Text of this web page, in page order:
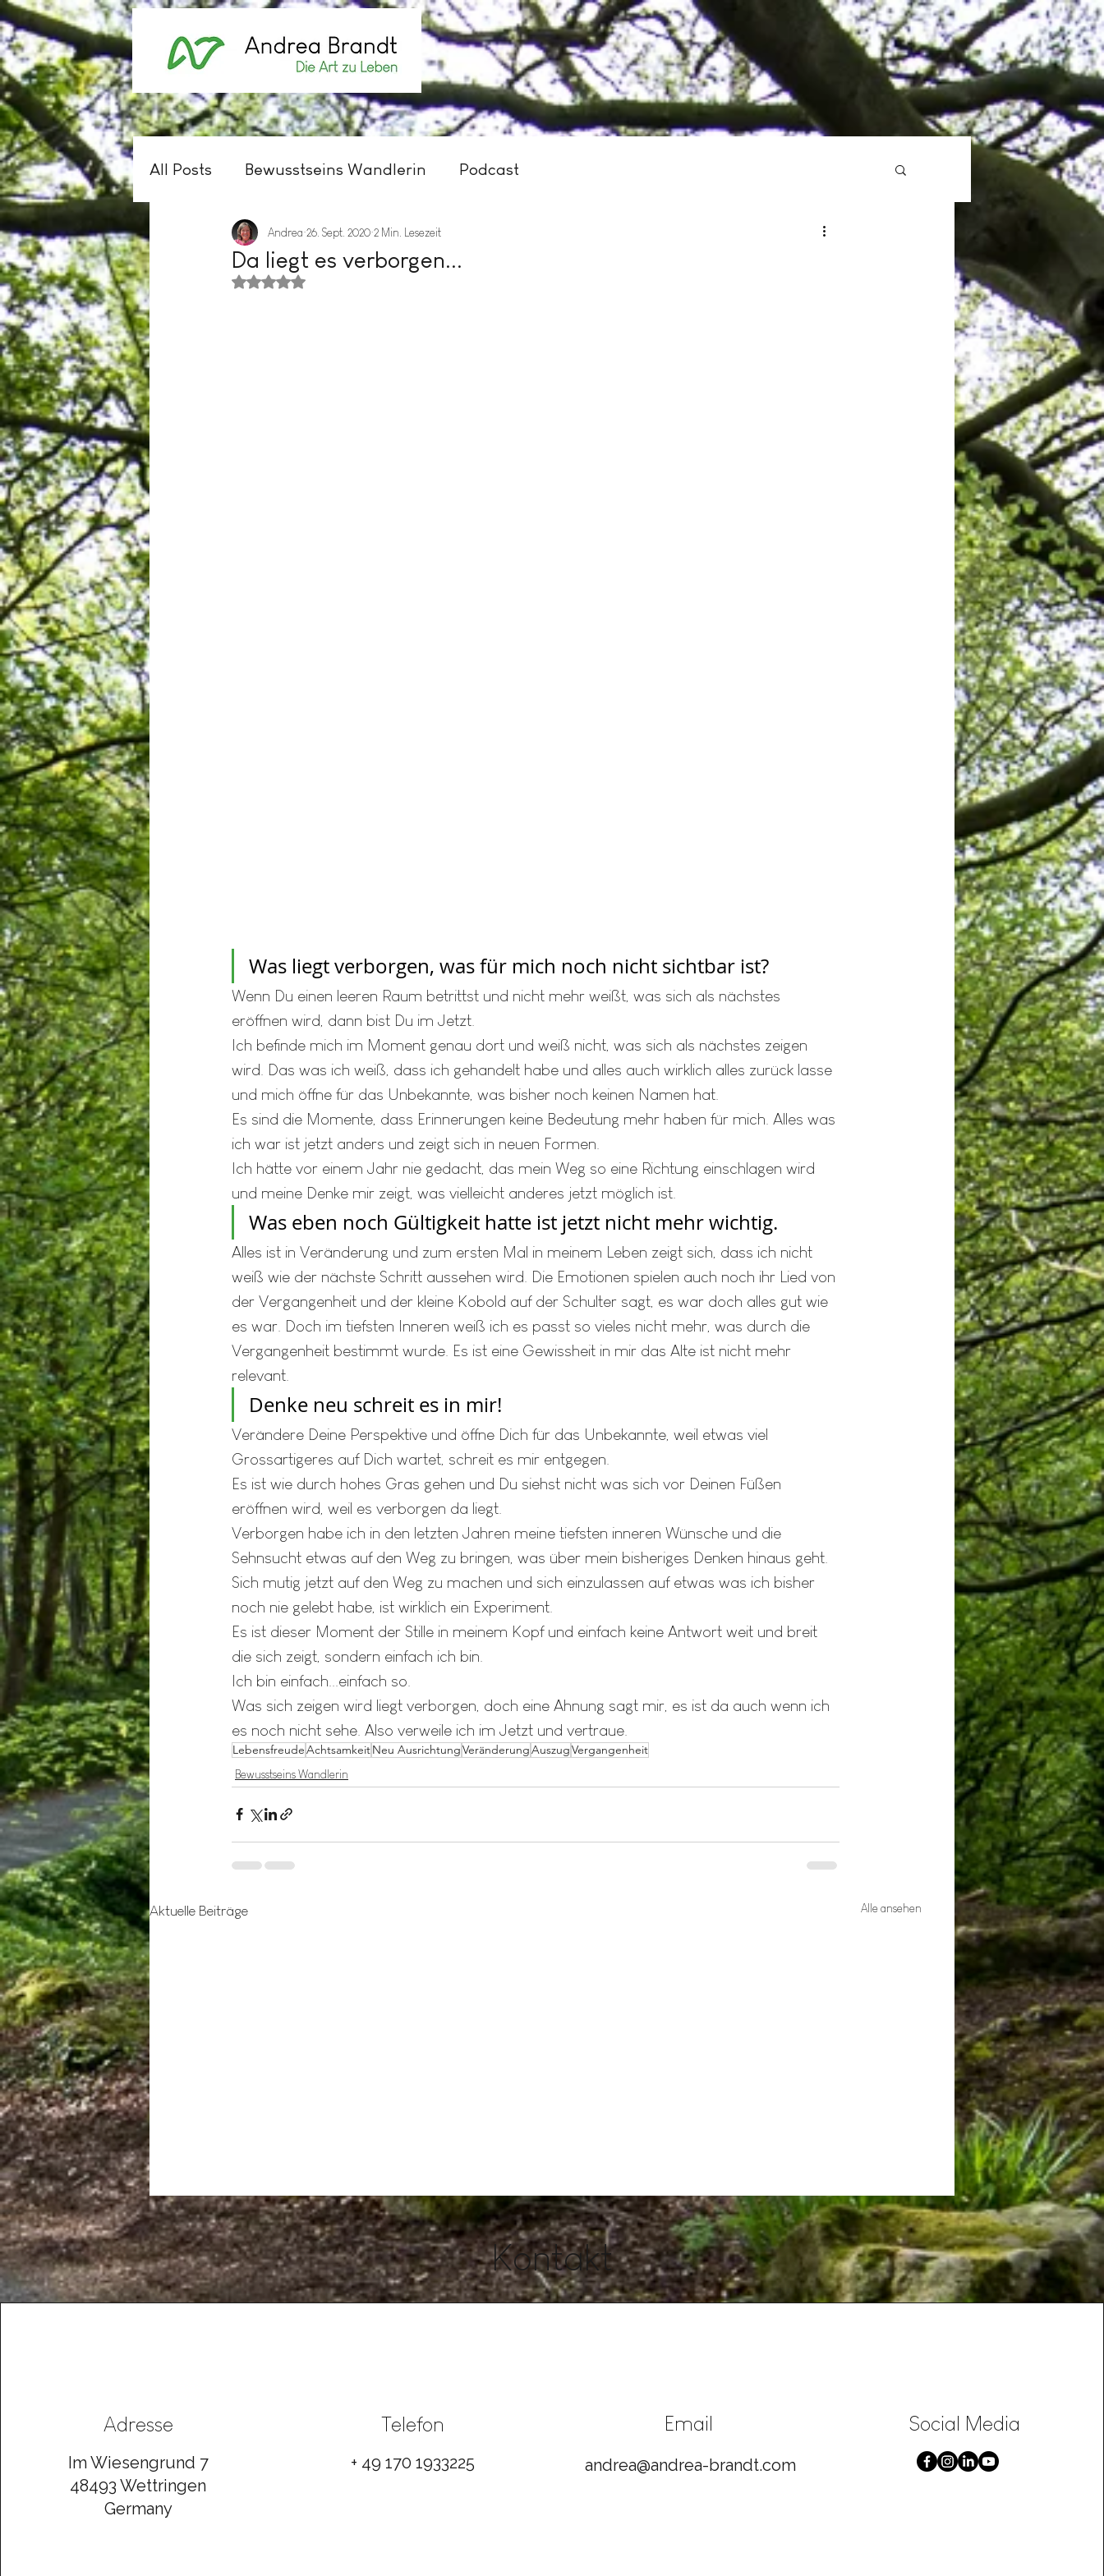
Willkommen Kurse Angebote für dich Für Dich gratis Podcast Blog LifeArt-Kunst Mehr
All Posts Bewusstseins Wandlerin Podcast
Da liegt es verborgen...
Andrea 26. Sept. 2020 2 Min. Lesezeit
Mit NaN von 5 Sternen bewertet.
Was liegt verborgen, was für mich noch nicht sichtbar ist?
Wenn Du einen leeren Raum betrittst und nicht mehr weißt, was sich als nächstes
eröffnen wird, dann bist Du im Jetzt.
Ich befinde mich im Moment genau dort und weiß nicht, was sich als nächstes zeigen
wird. Das was ich weiß, dass ich gehandelt habe und alles auch wirklich alles zurück lasse
und mich öffne für das Unbekannte, was bisher noch keinen Namen hat.
Es sind die Momente, dass Erinnerungen keine Bedeutung mehr haben für mich. Alles was
ich war ist jetzt anders und zeigt sich in neuen Formen.
Ich hätte vor einem Jahr nie gedacht, das mein Weg so eine Richtung einschlagen wird
und meine Denke mir zeigt, was vielleicht anderes jetzt möglich ist.
Was eben noch Gültigkeit hatte ist jetzt nicht mehr wichtig.
Alles ist in Veränderung und zum ersten Mal in meinem Leben zeigt sich, dass ich nicht
weiß wie der nächste Schritt aussehen wird. Die Emotionen spielen auch noch ihr Lied von
der Vergangenheit und der kleine Kobold auf der Schulter sagt, es war doch alles gut wie
es war. Doch im tiefsten Inneren weiß ich es passt so vieles nicht mehr, was durch die
Vergangenheit bestimmt wurde. Es ist eine Gewissheit in mir das Alte ist nicht mehr
relevant.
Denke neu schreit es in mir!
Verändere Deine Perspektive und öffne Dich für das Unbekannte, weil etwas viel
Grossartigeres auf Dich wartet, schreit es mir entgegen.
Es ist wie durch hohes Gras gehen und Du siehst nicht was sich vor Deinen Füßen
eröffnen wird, weil es verborgen da liegt.
Verborgen habe ich in den letzten Jahren meine tiefsten inneren Wünsche und die
Sehnsucht etwas auf den Weg zu bringen, was über mein bisheriges Denken hinaus geht.
Sich mutig jetzt auf den Weg zu machen und sich einzulassen auf etwas was ich bisher
noch nie gelebt habe, ist wirklich ein Experiment.
Es ist dieser Moment der Stille in meinem Kopf und einfach keine Antwort weit und breit
die sich zeigt, sondern einfach ich bin.
Ich bin einfach...einfach so.
Was sich zeigen wird liegt verborgen, doch eine Ahnung sagt mir, es ist da auch wenn ich
es noch nicht sehe. Also verweile ich im Jetzt und vertraue.
LebensfreudeAchtsamkeitNeu AusrichtungVeränderungAuszugVergangenheit
Bewusstseins Wandlerin
Aktuelle Beiträge Alle ansehen
Im Wald
10 Sekunden Wahl
Kontakt
Adresse
Im Wiesengrund 7
48493 Wettringen
Germany
Telefon
+ 49 170 1933225
Email
andrea@andrea-brandt.com
Social Media